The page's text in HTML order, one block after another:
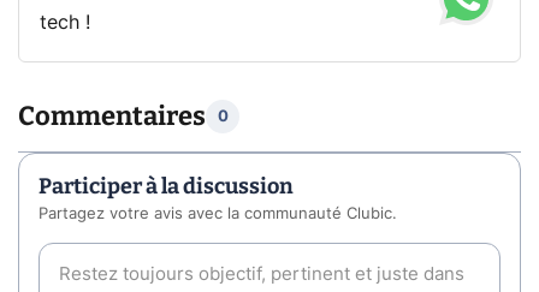
tech !
Commentaires 0
Participer à la discussion
Partagez votre avis avec la communauté Clubic.